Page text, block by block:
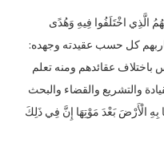
الَّذِي اخْتَلَفُوا فِيهِ وَهُدًى
باختلاف عقائدهم ومنه تعلم
والتشريع والقضاء والبحث
بِهِ الْأَرْضَ بَعْدَ مَوْتِهَا إِنَّ فِي ذَلِكَ